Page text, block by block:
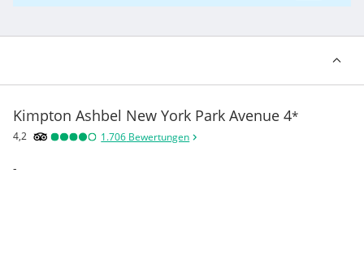
Kimpton Ashbel New York Park Avenue 4*
4,2 1.706 Bewertungen
-